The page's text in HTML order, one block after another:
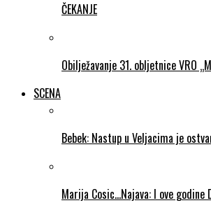
ČEKANJE
Obilježavanje 31. obljetnice VRO
SCENA
Bebek: Nastup u Veljacima je
Marija Cosic…Najava: I ove godine